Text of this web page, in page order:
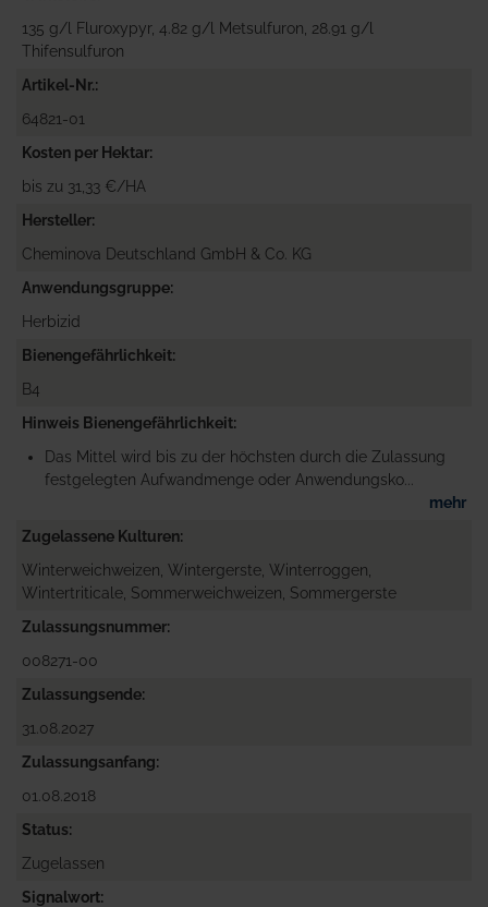
135 g/l Fluroxypyr, 4.82 g/l Metsulfuron, 28.91 g/l
Thifensulfuron
Artikel-Nr.
64821-01
Kosten per Hektar
bis zu 31,33 €/HA
Hersteller
Cheminova Deutschland GmbH & Co. KG
Anwendungsgruppe
Herbizid
Bienengefährlichkeit
B4
Hinweis Bienengefährlichkeit
Das Mittel wird bis zu der höchsten durch die Zulassung
festgelegten Aufwandmenge oder Anwendungsko...
mehr
Zugelassene Kulturen
Winterweichweizen, Wintergerste, Winterroggen,
Wintertriticale, Sommerweichweizen, Sommergerste
Zulassungsnummer
008271-00
Zulassungsende
31.08.2027
Zulassungsanfang
01.08.2018
Status
Zugelassen
Signalwort